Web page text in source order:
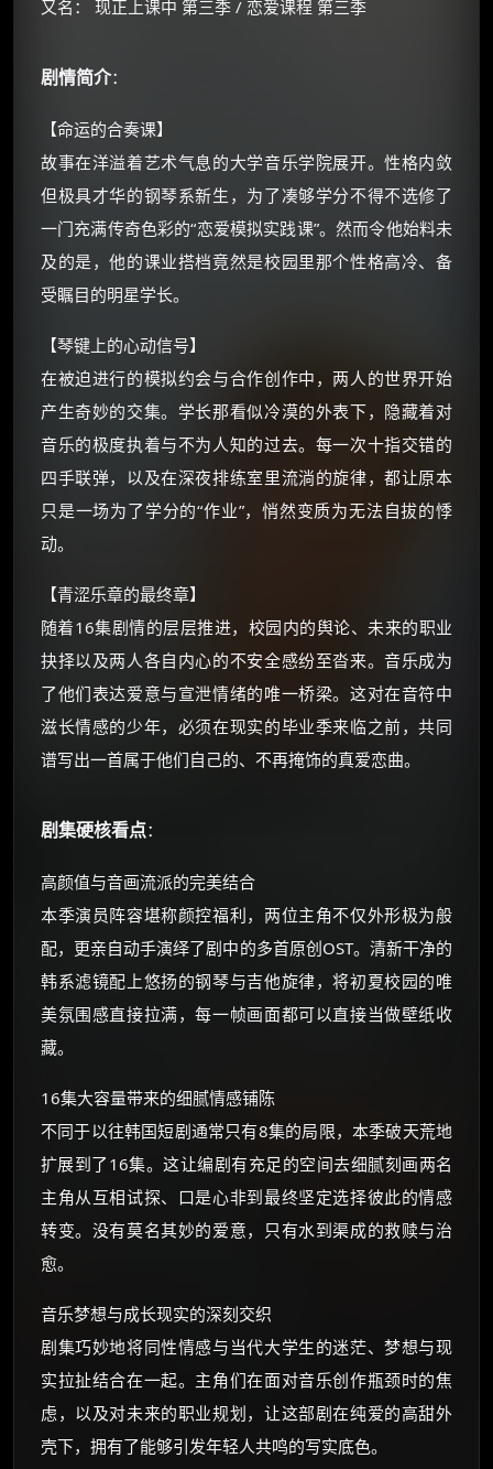
又名： 现正上课中 第三季 / 恋爱课程 第三季
剧情简介：
【命运的合奏课】
故事在洋溢着艺术气息的大学音乐学院展开。性格内敛
但极具才华的钢琴系新生，为了凑够学分不得不选修了
一门充满传奇色彩的“恋爱模拟实践课”。然而令他始料未
及的是，他的课业搭档竟然是校园里那个性格高冷、备
受瞩目的明星学长。
【琴键上的心动信号】
在被迫进行的模拟约会与合作创作中，两人的世界开始
产生奇妙的交集。学长那看似冷漠的外表下，隐藏着对
音乐的极度执着与不为人知的过去。每一次十指交错的
四手联弹，以及在深夜排练室里流淌的旋律，都让原本
只是一场为了学分的“作业”，悄然变质为无法自拔的悸
动。
【青涩乐章的最终章】
随着16集剧情的层层推进，校园内的舆论、未来的职业
抉择以及两人各自内心的不安全感纷至沓来。音乐成为
了他们表达爱意与宣泄情绪的唯一桥梁。这对在音符中
滋长情感的少年，必须在现实的毕业季来临之前，共同
谱写出一首属于他们自己的、不再掩饰的真爱恋曲。
剧集硬核看点：
高颜值与音画流派的完美结合
本季演员阵容堪称颜控福利，两位主角不仅外形极为般
配，更亲自动手演绎了剧中的多首原创OST。清新干净的
韩系滤镜配上悠扬的钢琴与吉他旋律，将初夏校园的唯
美氛围感直接拉满，每一帧画面都可以直接当做壁纸收
藏。
16集大容量带来的细腻情感铺陈
不同于以往韩国短剧通常只有8集的局限，本季破天荒地
扩展到了16集。这让编剧有充足的空间去细腻刻画两名
主角从互相试探、口是心非到最终坚定选择彼此的情感
转变。没有莫名其妙的爱意，只有水到渠成的救赎与治
愈。
音乐梦想与成长现实的深刻交织
剧集巧妙地将同性情感与当代大学生的迷茫、梦想与现
实拉扯结合在一起。主角们在面对音乐创作瓶颈时的焦
虑，以及对未来的职业规划，让这部剧在纯爱的高甜外
壳下，拥有了能够引发年轻人共鸣的写实底色。
🧧 福利领取站 ×
☕
你需要的各种会员，都可低价购买！
如夸克12个月送14天 最低75元！
还有支付宝现金红包、外卖红包、
⚡ 前往【大淘客】领红包
☕ 海外大侠？通过 Ko-fi 赐茶